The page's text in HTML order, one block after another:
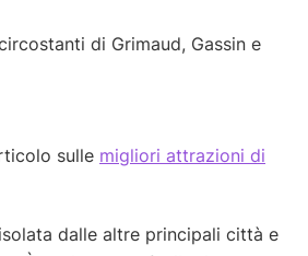
di Grimaud, Gassin e
sulle migliori attrazioni di
dalle altre principali città e